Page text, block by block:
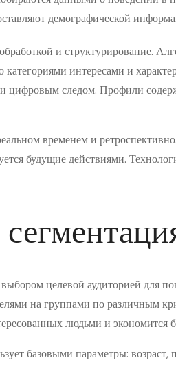
демографической
и структурирование.
интересами и
цифровым следом. Профили
временем и
будущие действиями.
целевой аудиторией для
на группами по различным
людьми и экономится
базовыми параметры: возраст,